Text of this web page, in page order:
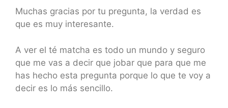
Muchas gracias por tu pregunta, la verdad es
que es muy interesante.
A ver el té matcha es todo un mundo y seguro
que me vas a decir que jobar que para que me
has hecho esta pregunta porque lo que te voy a
decir es lo más sencillo.